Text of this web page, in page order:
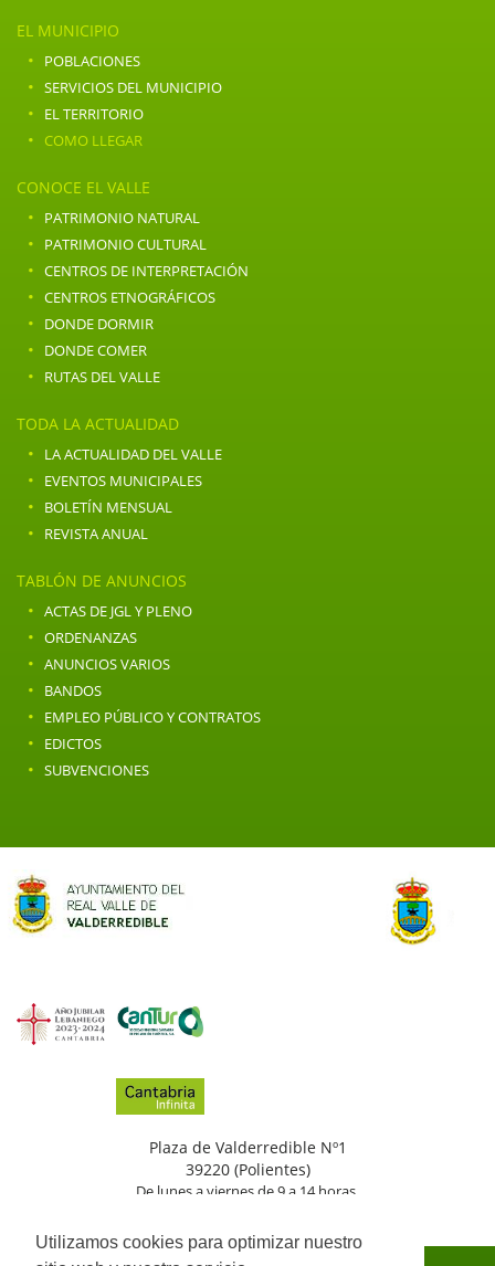
Utilizamos cookies para optimizar nuestro
EL MUNICIPIO
· POBLACIONES
· SERVICIOS DEL MUNICIPIO
· EL TERRITORIO
· COMO LLEGAR
CONOCE EL VALLE
· PATRIMONIO NATURAL
· PATRIMONIO CULTURAL
· CENTROS DE INTERPRETACIÓN
· CENTROS ETNOGRÁFICOS
· DONDE DORMIR
· DONDE COMER
· RUTAS DEL VALLE
TODA LA ACTUALIDAD
· LA ACTUALIDAD DEL VALLE
· EVENTOS MUNICIPALES
· BOLETÍN MENSUAL
· REVISTA ANUAL
TABLÓN DE ANUNCIOS
· ACTAS DE JGL Y PLENO
· ORDENANZAS
· ANUNCIOS VARIOS
· BANDOS
· EMPLEO PÚBLICO Y CONTRATOS
· EDICTOS
· SUBVENCIONES
Plaza de Valderredible Nº1
39220 (Polientes)
De lunes a viernes de 9 a 14 horas.